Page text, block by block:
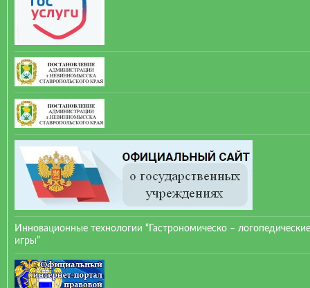
Инновационные технологии “Гастрономическо – логопедические
игры”